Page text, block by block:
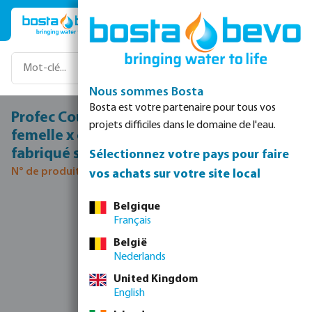
Passer au contenu principal
Profec Courbe à 15° PVC-U 90 mm collage
femelle x collage mâle 12,5bar gris type
fabriqué sur tube
N° de produit 0100045
Ignorer la galerie d'images
Nous sommes Bosta
Bosta est votre partenaire pour tous vos
projets difficiles dans le domaine de l'eau.
Sélectionnez votre pays pour faire
vos achats sur votre site local
Belgique
Français
België
Nederlands
United Kingdom
English